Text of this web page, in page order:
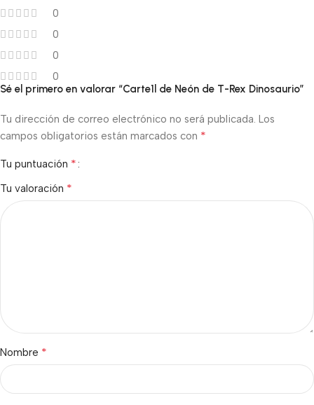
0
0
0
0
Sé el primero en valorar “Carte1l de Neón de T-Rex Dinosaurio”
Tu dirección de correo electrónico no será publicada. Los
campos obligatorios están marcados con *
Tu puntuación *
Tu valoración *
Nombre *